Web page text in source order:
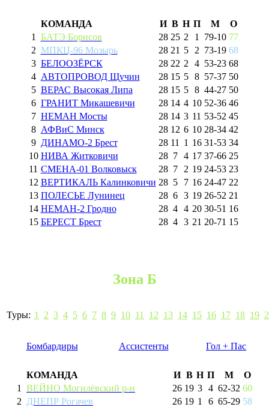
КОМАНДА И В Н П М
О
1
БАТЭ Борисов 28 25 2 1 79-10 77
2 МПКЦ-96 Мозырь 28 21 5 2 73-19 68
3 БЕЛООЗЁРСК 28 22 2 4 53-23 68
4 АВТОПРОВОД Щучин 28 15 5 8 57-37 50
5 ВЕРАС Высокая Липа 28 15 5 8 44-27 50
6 ГРАНИТ Микашевичи 28 14 4 10 52-36 46
7 НЕМАН Мосты 28 14 3 11 53-52 45
8 АФВиС Минск 28 12 6 10 28-34 42
9 ДИНАМО-2 Брест 28 11 1 16 31-53 34
10 НИВА Житковичи 28 7 4 17 37-66 25
11 СМЕНА-01 Волковыск 28 7 2 19 24-53 23
12 ВЕРТИКАЛЬ Калинковичи 28 5 7 16 24-47 22
13 ПОЛЕСЬЕ Лунинец 28 6 3 19 26-52 21
14 НЕМАН-2 Гродно 28 4 4 20 30-51 16
15 БЕРЕСТ Брест 28 4 3 21 20-71 15
Зона Б
Туры: 1 2 3 4 5 6 7 8 9 10 11 12 13 14 15 16 17 18 19
Бомбардиры Ассистенты Гол + Пас
КОМАНДА И В Н П М
О
1
ВЕЙНО Могилёвский р-н 26 19 3 4 62-32 60
2
ДНЕПР Рогачев 26 19 1 6 65-29 58